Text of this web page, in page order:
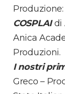
COSPLAIdi
Anica
Produzioni.
I nostri
Greco –